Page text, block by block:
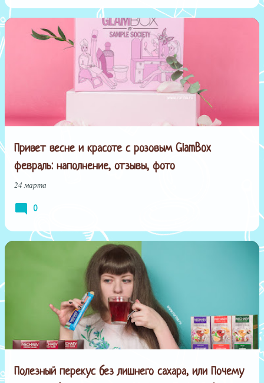
Привет весне и красоте с розовым GlamBox
февраль: наполнение, отзывы, фото
24 марта
0
Полезный перекус без лишнего сахара, или Почему